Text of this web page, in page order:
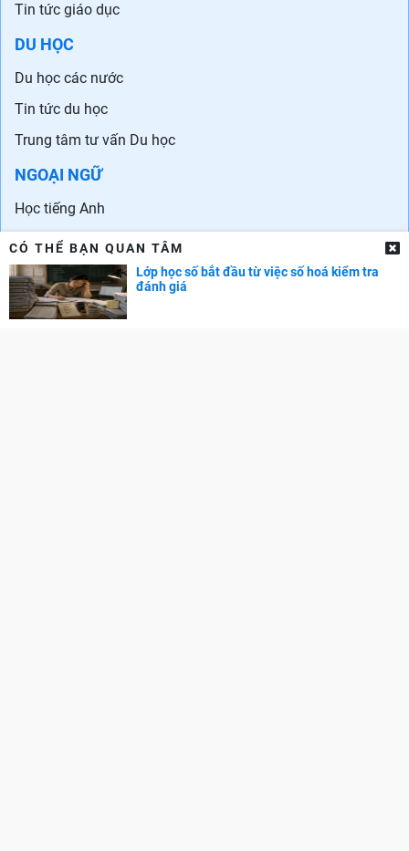
Tin tức giáo dục
DU HỌC
Du học các nước
Tin tức du học
Trung tâm tư vấn Du học
NGOẠI NGỮ
Học tiếng Anh
Chứng chỉ tiếng Anh
Trung tâm Anh ngữ
Ngoại ngữ khác
CÓ THỂ BẠN QUAN TÂM
Lớp học số bắt đầu từ việc số hoá kiểm tra
đánh giá